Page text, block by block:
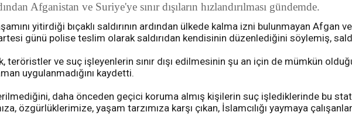
Afganistan ve Suriye'ye sınır dışıların hızlandırılması gündemde.
yitirdiği bıçaklı saldırının ardından ülkede kalma izni bulunmayan Afgan
günü polise teslim olarak saldırıdan kendisinin düzenlediğini söylemiş,
teröristler ve suç işleyenlerin sınır dışı edilmesinin şu an için de mümkün
uygulanmadığını kaydetti.
daha önceden geçici koruma almış kişilerin suç işlediklerinde bu
özgürlüklerimize, yaşam tarzımıza karşı çıkan, İslamcılığı yaymaya